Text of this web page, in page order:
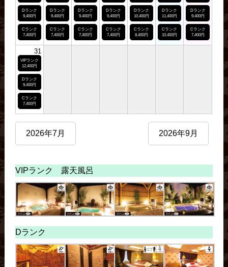
Dランク
9,400円
Cランク
7,400円
Dランク
9,400円
Cランク
7,400円
Dランク
9,400円
Cランク
7,400円
Dランク
9,400円
Cランク
7,400円
Dランク
10,400円
Cランク
8,400円
Dランク
11,400円
Cランク
10,400円
Dランク
9,400円
Cランク
7,400円
31
VIPランク
12,400円
Dランク
9,400円
Cランク
7,400円
2026年7月 2026年9月
VIPランク 露天風呂
Dランク